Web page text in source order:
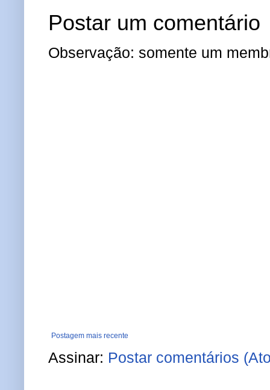
Postar um comentário
Observação: somente um
Postagem mais recente
Assinar: Postar comentários